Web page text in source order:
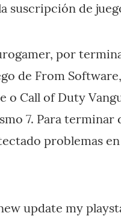
suscripción de
por
de From
Call of Duty
7. Para
problemas
update my